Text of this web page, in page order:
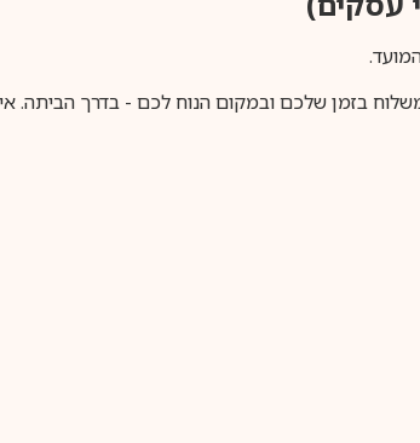
בזמן שלכם ובמקום הנוח לכם - בדרך הביתה.